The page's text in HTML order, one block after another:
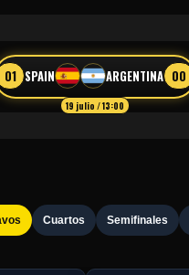
01 SPAIN ARGENTINA 00
19 julio / 13:00
Cuartos Semifinales